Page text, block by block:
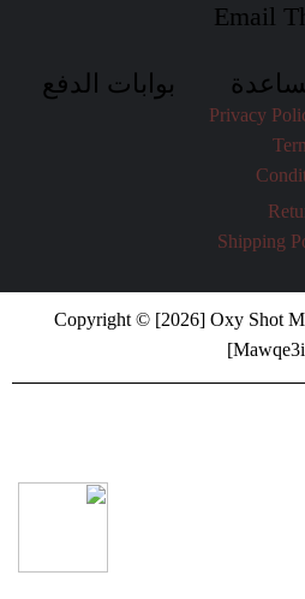
Email
Privacy
Shipping
بوابات الدفع
Copyright © [2026] Oxy Shot